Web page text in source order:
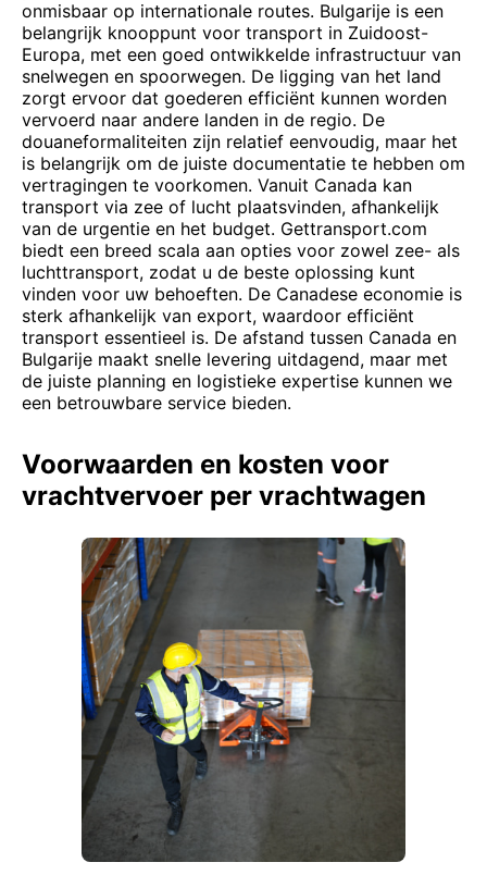
onmisbaar op internationale routes. Bulgarije is een
belangrijk knooppunt voor transport in Zuidoost-
Europa, met een goed ontwikkelde infrastructuur van
snelwegen en spoorwegen. De ligging van het land
zorgt ervoor dat goederen efficiënt kunnen worden
vervoerd naar andere landen in de regio. De
douaneformaliteiten zijn relatief eenvoudig, maar het
is belangrijk om de juiste documentatie te hebben om
vertragingen te voorkomen. Vanuit Canada kan
transport via zee of lucht plaatsvinden, afhankelijk
van de urgentie en het budget. Gettransport.com
biedt een breed scala aan opties voor zowel zee- als
luchttransport, zodat u de beste oplossing kunt
vinden voor uw behoeften. De Canadese economie is
sterk afhankelijk van export, waardoor efficiënt
transport essentieel is. De afstand tussen Canada en
Bulgarije maakt snelle levering uitdagend, maar met
de juiste planning en logistieke expertise kunnen we
een betrouwbare service bieden.
Voorwaarden en kosten voor
vrachtvervoer per vrachtwagen